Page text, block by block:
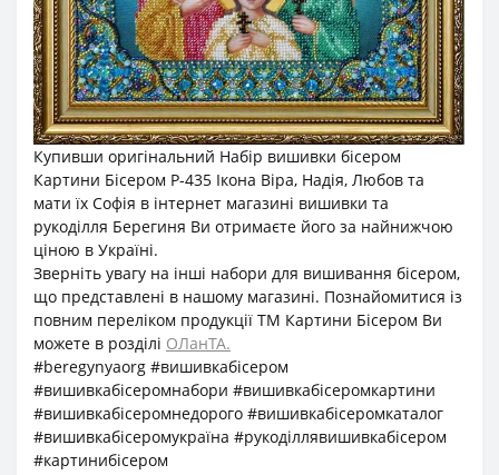
Купивши оригінальний Набір вишивки бісером
Картини Бісером Р-435 Ікона Віра, Надія, Любов та
мати їх Софія в інтернет магазині вишивки та
рукоділля Берегиня Ви отримаєте його за найнижчою
ціною в Україні.
Зверніть увагу на інші набори для вишивання бісером,
що представлені в нашому магазині. Познайомитися із
повним переліком продукції ТМ Картини Бісером Ви
можете в розділі ОЛанТА.
#beregynyaorg #вишивкабісером
#вишивкабісеромнабори #вишивкабісеромкартини
#вишивкабісеромнедорого #вишивкабісеромкаталог
#вишивкабісеромукраїна #рукоділлявишивкабісером
#картинибісером